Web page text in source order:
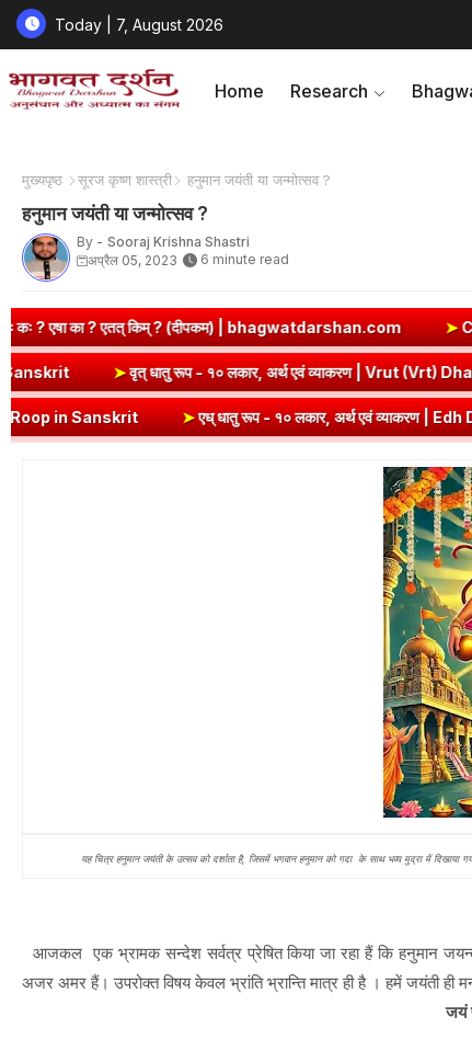
Today | 7, August 2026
Home Research
मुख्यपृष्ठ सूरज कृष्ण शास्त्री हनुमान जयंती या जन्मोत्सव ?
हनुमान जयंती या जन्मोत्सव ?
By - Sooraj Krishna Shastri
अप्रैल 05, 2023
6 minute read
? (दीपकम) | bhagwatdarshan.com ➤Class 6 Sanskrit
| Kri Dhatu Roop in Sanskrit ➤वृत् धातु रूप - १० लकार, अर्थ एवं
➤एध् धातु रूप - १० लकार, अर्थ एवं व्याकरण | Edh Dhatu Roop in
यह चित्र हनुमान जयंती के उत्सव को दर्शाता है, जिसमें भगवान हनुमान को गदा के साथ भव्य मुद्रा में
आजकल एक भ्रामक सन्देश सर्वत्र प्रेषित किया जा रहा हैं कि हनुमान
अजर अमर हैं। उपरोक्त विषय केवल भ्रांति भ्रान्ति मात्र ही है । हमें जयंती ही
जयं